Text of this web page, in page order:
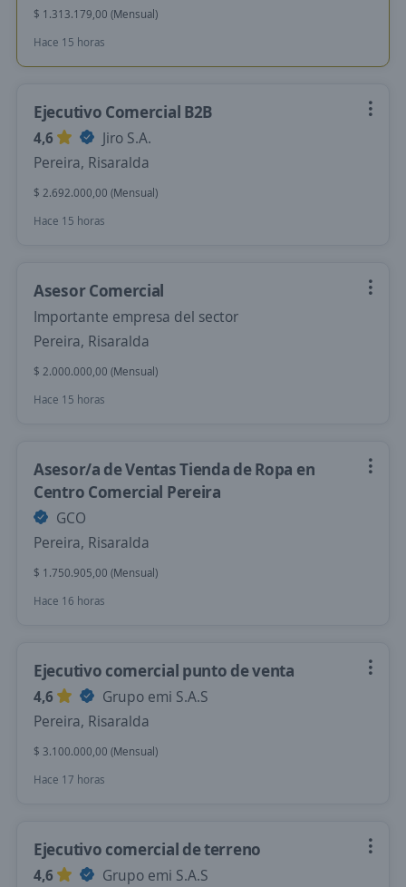
$ 1.313.179,00 (Mensual)
Hace 15 horas
Ejecutivo Comercial B2B
4,6
Jiro S.A.
Pereira, Risaralda
$ 2.692.000,00 (Mensual)
Hace 15 horas
Asesor Comercial
Importante empresa del sector
Pereira, Risaralda
$ 2.000.000,00 (Mensual)
Hace 15 horas
Asesor/a de Ventas Tienda de Ropa en
Centro Comercial Pereira
GCO
Pereira, Risaralda
$ 1.750.905,00 (Mensual)
Hace 16 horas
Ejecutivo comercial punto de venta
4,6
Grupo emi S.A.S
Pereira, Risaralda
$ 3.100.000,00 (Mensual)
Hace 17 horas
Ejecutivo comercial de terreno
4,6 Grupo emi S.A.S